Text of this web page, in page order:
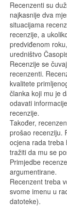
Recenzenti su
najkasnije dva
situacijama
recenzije, a
predviđenom
uredništvo
Recenzije se
recenzenti.
kvalitete
članka koji mu je
odavati
recenzije.
Također,
prošao recenziju.
ocjena rada treba
tražiti da mu se
Primjedbe
argumentirane.
Recenzent treba
svome imenu u
datoteke).